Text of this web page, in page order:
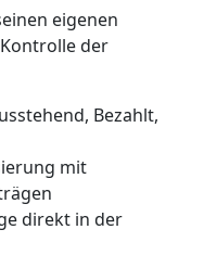
eigenen
der
Bezahlt,
mit
direkt in der